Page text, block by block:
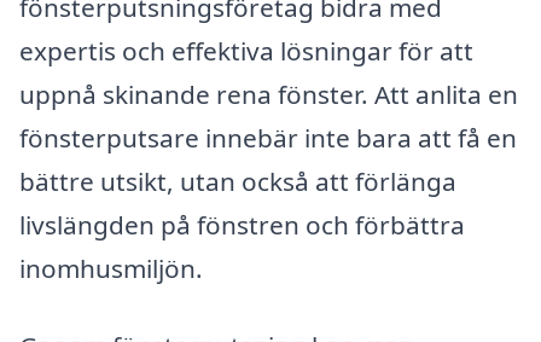
fönsterputsningsföretag bidra med
expertis och effektiva lösningar för att
uppnå skinande rena fönster. Att anlita en
fönsterputsare innebär inte bara att få en
bättre utsikt, utan också att förlänga
livslängden på fönstren och förbättra
inomhusmiljön.